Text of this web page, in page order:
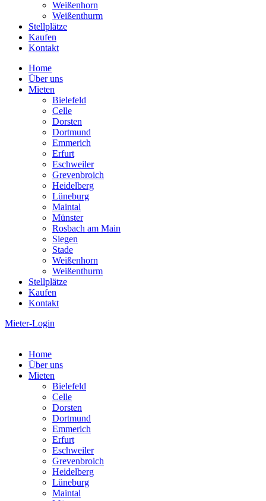
Weißenhorn
Weißenthurm
Stellplätze
Kaufen
Kontakt
Home
Über uns
Mieten
Bielefeld
Celle
Dorsten
Dortmund
Emmerich
Erfurt
Eschweiler
Grevenbroich
Heidelberg
Lüneburg
Maintal
Münster
Rosbach am Main
Siegen
Stade
Weißenhorn
Weißenthurm
Stellplätze
Kaufen
Kontakt
Mieter-Login
Home
Über uns
Mieten
Bielefeld
Celle
Dorsten
Dortmund
Emmerich
Erfurt
Eschweiler
Grevenbroich
Heidelberg
Lüneburg
Maintal